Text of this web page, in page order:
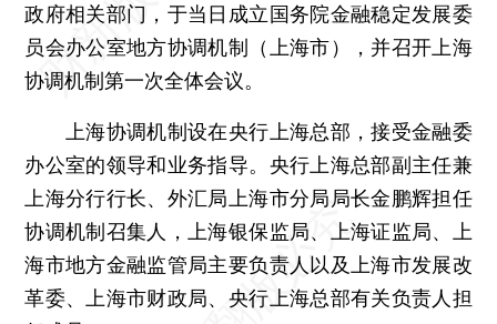
政府相关部门，于当日成立国务院金融稳定发展委
员会办公室地方协调机制（上海市），并召开上海
协调机制第一次全体会议。
上海协调机制设在央行上海总部，接受金融委
办公室的领导和业务指导。央行上海总部副主任兼
上海分行行长、外汇局上海市分局局长金鹏辉担任
协调机制召集人，上海银保监局、上海证监局、上
海市地方金融监管局主要负责人以及上海市发展改
革委、上海市财政局、央行上海总部有关负责人担